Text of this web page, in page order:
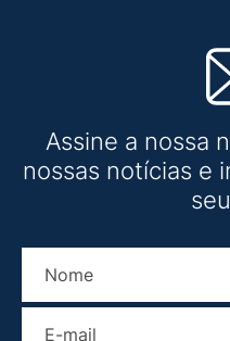
Assine a nossa
nossas notícias e